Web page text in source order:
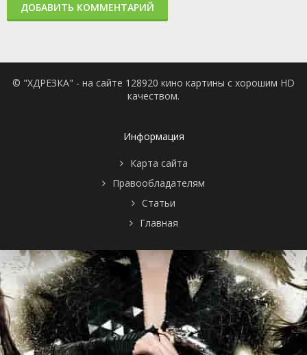
ДОБАВИТЬ КОММЕНТАРИЙ
© "ХДРЕЗКА" - на сайте 128920 кино картины с хорошим HD
качеством.
Информация
Карта сайта
Правообладателям
Статьи
Главная